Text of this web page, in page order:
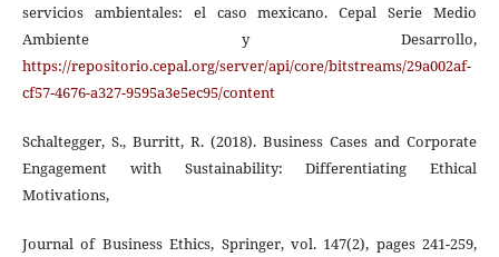
servicios ambientales: el caso mexicano. Cepal Serie Medio
Ambiente y Desarrollo,
https://repositorio.cepal.org/server/api/core/bitstreams/29a002af-
cf57-4676-a327-9595a3e5ec95/content
Schaltegger, S., Burritt, R. (2018). Business Cases and Corporate
Engagement with Sustainability: Differentiating Ethical
Motivations,
Journal of Business Ethics, Springer, vol. 147(2), pages 241-259,